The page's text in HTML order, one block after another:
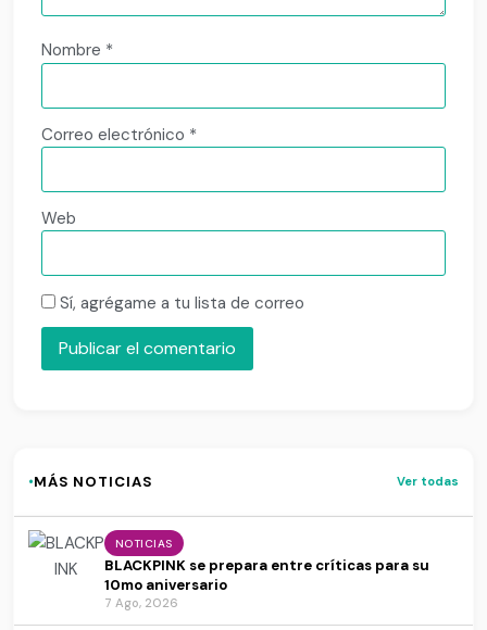
Nombre *
Correo electrónico *
Web
Sí, agrégame a tu lista de correo
·MÁS NOTICIAS Ver todas
NOTICIAS
BLACKPINK se prepara entre críticas para su
10mo aniversario
7 Ago, 2026